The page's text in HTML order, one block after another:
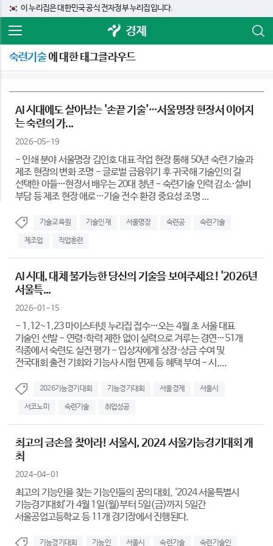
이 누리집은 대한민국 공식 전자정부 누리집입니다.
경제
숙련기술에 대한 태그클라우드
AI 시대에도 살아남는 '손끝 기술'…서울명장 현장서 이어지
는 숙련의 가...
2026-05-19
- 인쇄 분야 서울명장 김인호 대표 작업 현장 통해 50년 숙련 기술과
제조 현장의 변화 조명 - 글로벌 금융위기 후 귀국해 기술인의 길
선택한 아들…현장서 배우는 20대 청년 - 숙련기술 인력 감소·설비
부담 등 제조 현장 애로…기술 전수 환경 중요성 조명 ...
기술교육원 기술인재 서울명장 숙련공 숙련기술
제조업 직업훈련
AI 시대, 대체 불가능한 당신의 기술을 보여주세요! '2026년
서울특...
2026-01-15
- 1.12~1.23 마이스터넷 누리집 접수…오는 4월 초 서울 대표
기술인 선발 - 연령·학력 제한 없이 실력으로 겨루는 경연…51개
직종에서 숙련도 실전 평가 - 입상자에게 상장·상금 수여 및
전국대회 출전 기회와 기능사 시험 면제 등 혜택 부여 - 시,...
2026기능경기대회 기능경기대회 서울경제 서울시
서코노미 숙련기술 취업성공
최고의 금손을 찾아라! 서울시, 2024 서울기능경기대회 개
최
2024-04-01
최고의 기능인을 찾는 기능인들의 꿈의 대회, ‘2024 서울특별시
기능경기대회’가 4월 1일(월)부터 5일(금)까지 5일간
서울공업고등학교 등 11개 경기장에서 진행된다.
기능경기대회 기능인 서울시 숙련기술 숙련기술인